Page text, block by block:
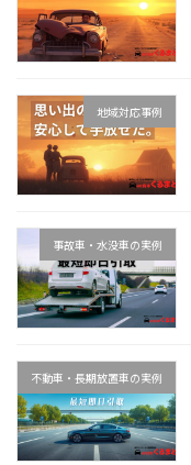
地域対応事例
事故車・水没車の実例
不動車・長期放置車の実例